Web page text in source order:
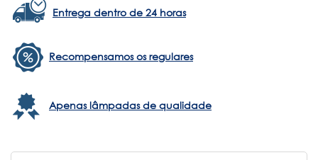
Entrega dentro de 24 horas
Recompensamos os regulares
Apenas lâmpadas de qualidade